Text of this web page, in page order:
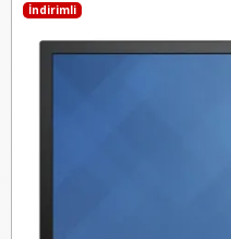
İndirimli